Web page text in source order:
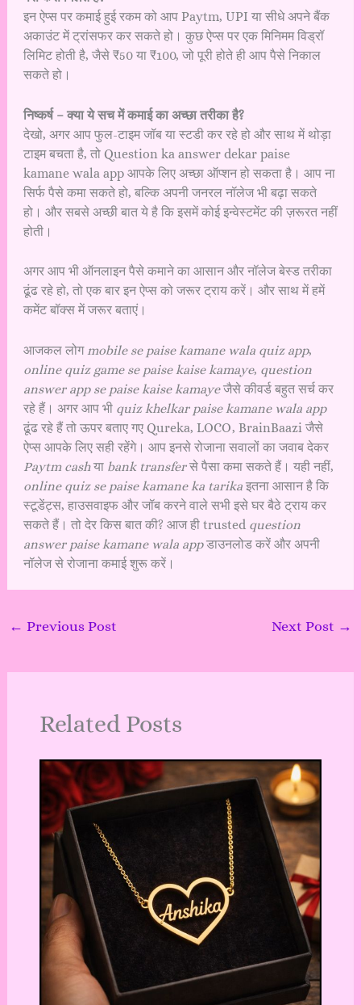
इन ऐप्स पर कमाई हुई रकम को आप Paytm, UPI या सीधे अपने बैंक
अकाउंट में ट्रांसफर कर सकते हो। कुछ ऐप्स पर एक मिनिमम विड्रॉ
लिमिट होती है, जैसे ₹50 या ₹100, जो पूरी होते ही आप पैसे निकाल
सकते हो।
निष्कर्ष – क्या ये सच में कमाई का अच्छा तरीका है?
देखो, अगर आप फुल-टाइम जॉब या स्टडी कर रहे हो और साथ में थोड़ा
टाइम बचता है, तो Question ka answer dekar paise
kamane wala app आपके लिए अच्छा ऑप्शन हो सकता है। आप ना
सिर्फ पैसे कमा सकते हो, बल्कि अपनी जनरल नॉलेज भी बढ़ा सकते
हो। और सबसे अच्छी बात ये है कि इसमें कोई इन्वेस्टमेंट की ज़रूरत नहीं
होती।
अगर आप भी ऑनलाइन पैसे कमाने का आसान और नॉलेज बेस्ड तरीका
ढूंढ रहे हो, तो एक बार इन ऐप्स को जरूर ट्राय करें। और साथ में हमें
कमेंट बॉक्स में जरूर बताएं।
आजकल लोग mobile se paise kamane wala quiz app,
online quiz game se paise kaise kamaye, question
answer app se paise kaise kamayeजैसे कीवर्ड बहुत सर्च कर
रहे हैं। अगर आप भी quiz khelkar paise kamane wala app
ढूंढ रहे हैं तो ऊपर बताए गए Qureka, LOCO, BrainBaazi जैसे
ऐप्स आपके लिए सही रहेंगे। आप इनसे रोजाना सवालों का जवाब देकर
Paytm cashया bank transferसे पैसा कमा सकते हैं। यही नहीं,
online quiz se paise kamane ka tarikaइतना आसान है कि
स्टूडेंट्स, हाउसवाइफ और जॉब करने वाले सभी इसे घर बैठे ट्राय कर
सकते हैं। तो देर किस बात की? आज ही trusted question
answer paise kamane wala appडाउनलोड करें और अपनी
नॉलेज से रोजाना कमाई शुरू करें।
← Previous Post Next Post →
Related Posts